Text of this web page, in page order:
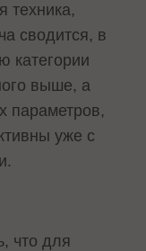
техника,
сводится, в
категории
выше, а
параметров,
уже с
что для